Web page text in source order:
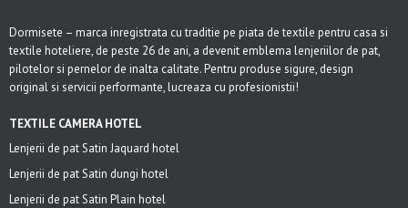
Dormisete – marca inregistrata cu traditie pe piata de textile pentru casa si
textile hoteliere, de peste 26 de ani, a devenit emblema lenjeriilor de pat,
pilotelor si pernelor de inalta calitate. Pentru produse sigure, design
original si servicii performante, lucreaza cu profesionistii!
TEXTILE CAMERA HOTEL
Lenjerii de pat Satin Jaquard hotel
Lenjerii de pat Satin dungi hotel
Lenjerii de pat Satin Plain hotel